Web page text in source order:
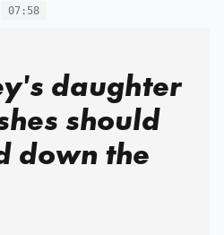
07:58
daughter
should
down the